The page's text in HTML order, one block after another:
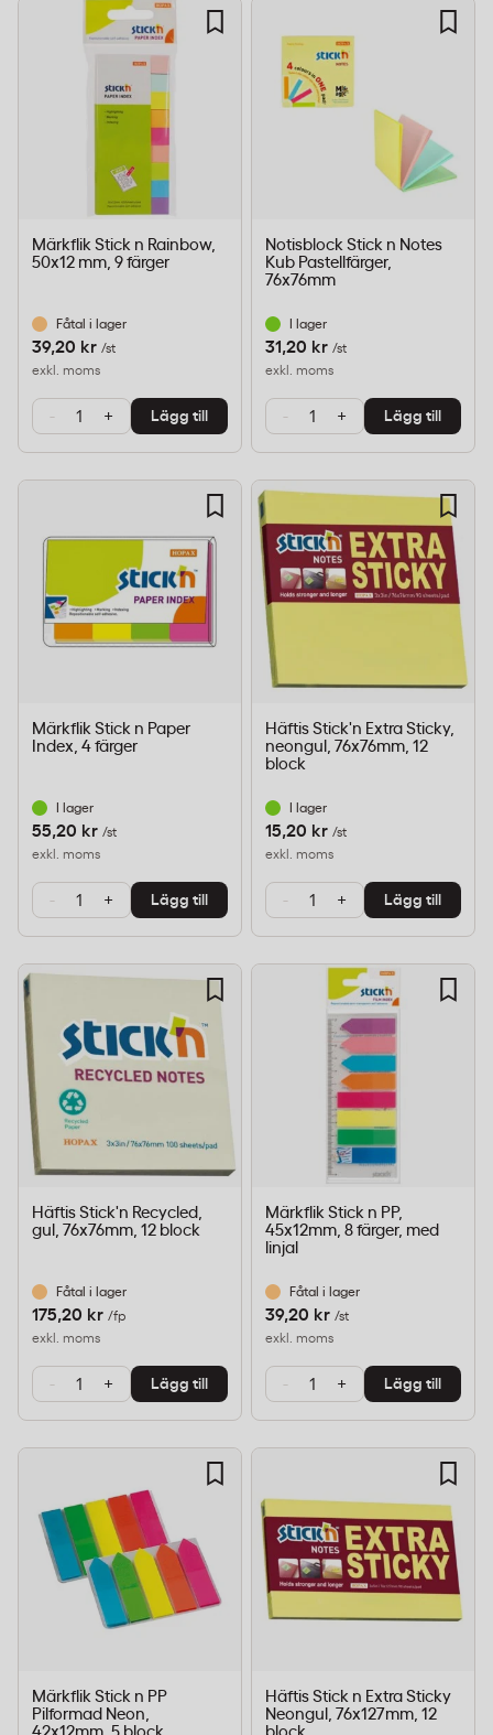
Märkflik Stick n Rainbow,
50x12 mm, 9 färger
Fåtal i lager
39,20 kr /st
exkl. moms
- + Lägg till
Notisblock Stick n Notes
Kub Pastellfärger,
76x76mm
I lager
31,20 kr /st
exkl. moms
- + Lägg till
Märkflik Stick n Paper
Index, 4 färger
I lager
55,20 kr /st
exkl. moms
- + Lägg till
Häftis Stick'n Extra Sticky,
neongul, 76x76mm, 12
block
I lager
15,20 kr /st
exkl. moms
- + Lägg till
Häftis Stick'n Recycled,
gul, 76x76mm, 12 block
Fåtal i lager
175,20 kr /fp
exkl. moms
- + Lägg till
Märkflik Stick n PP,
45x12mm, 8 färger, med
linjal
Fåtal i lager
39,20 kr /st
exkl. moms
- + Lägg till
Märkflik Stick n PP
Pilformad Neon,
Häftis Stick n Extra Sticky
Neongul, 76x127mm, 12